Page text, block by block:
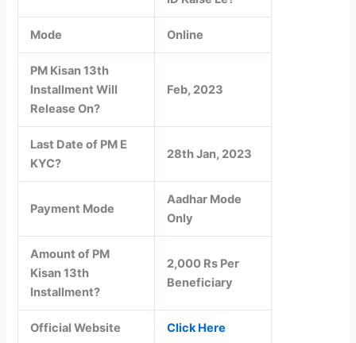
Mode Online
PM Kisan 13th
Installment Will
Release On?
Feb, 2023
Last Date of PM E
KYC?
28th Jan, 2023
Payment Mode
Aadhar Mode
Only
Amount of PM
Kisan 13th
Installment?
2,000 Rs Per
Beneficiary
Official Website Click Here